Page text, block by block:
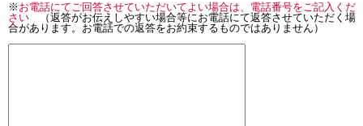
※ お電話にてご回答させていただいてよい場合は、電話番号をご記入くだ
さい （返答がお伝えしやすい場合等にお電話にて返答させていただく場
合があります。お電話での返答をお約束するものではありません）